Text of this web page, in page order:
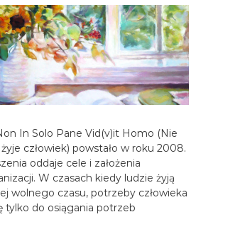
In Solo Pane Vid(v)it Homo (Nie
człowiek) powstało w roku 2008.
oddaje cele i założenia
W czasach kiedy ludzie żyją
wolnego czasu, potrzeby człowieka
tylko do osiągania potrzeb